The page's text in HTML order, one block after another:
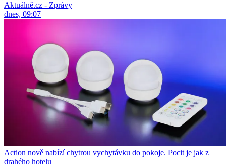
Aktuálně.cz - Zprávy
dnes, 09:07
Action nově nabízí chytrou vychytávku do pokoje. Pocit je jak z
drahého hotelu